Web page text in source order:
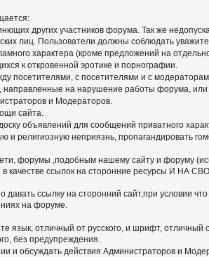
других участников форума. Так же
лиц. Пользователи должны соблюдать
характера (кроме предложений на
к откровенной эротике и порнографии.
посетителями, с посетителями и с
на нарушение работы форума, или
и Модераторов.
сайта.
объявлений для сообщений приватного
и религиозную неприязнь, пропагандировать
форумы ,подобным нашему сайту и форуму
в качестве ссылок на сторонние ресурсы И
ссылку на сторонний сайт,при условии
на форуме.
язык, отличный от русского, и шрифт,
без предупреждения.
и обсуждать действия Администраторов и